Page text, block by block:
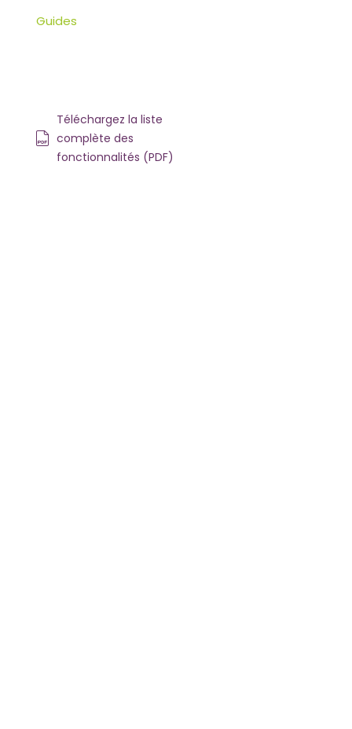
Guides
Téléchargez la liste
complète des
fonctionnalités (PDF)